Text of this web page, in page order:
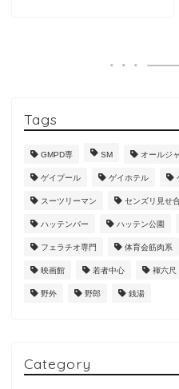
Tags
GMPD専 SM オールジ
ゲイプール ゲイホテル
スーツリーマン センズリ見せ
ハッテンバー ハッテン公園
フェラチオ専門 体育会筋肉系
映画館 若者中心 褌六尺
野外 野郎 銭湯
Category